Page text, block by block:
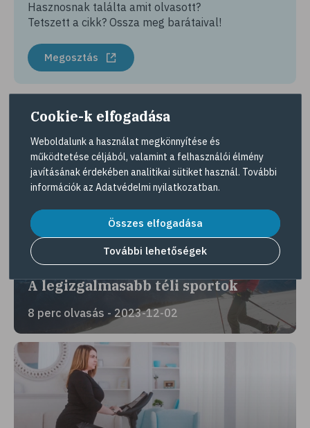
Hasznosnak találta amit olvasott?
Tetszett a cikk? Ossza meg barátaival!
Megosztás
Érdekes lehet még
A legizgalmasabb téli sportok
8 perc olvasás - 2023-12-02
Cookie-k elfogadása
Weboldalunk a használat megkönnyítése és
működtetése céljából, valamint a felhasználói élmény
javításának érdekében analitikai sütiket használ. További
információk az Adatvédelmi nyilatkozatban.
Összes elfogadása
További lehetőségek